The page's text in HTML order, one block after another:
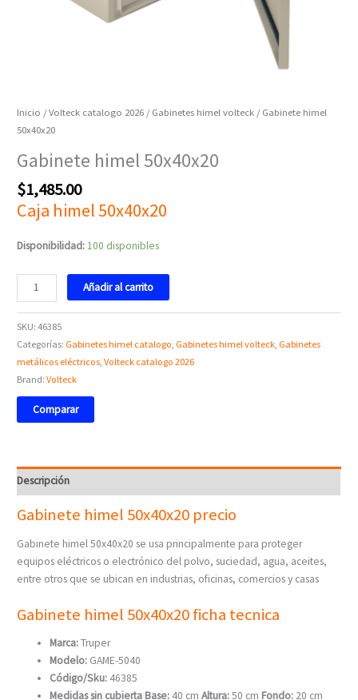
Inicio /Volteck catalogo 2026 / Gabinetes himel volteck / Gabinete himel
50x40x20
Gabinete himel 50x40x20
$1,485.00
Caja himel 50x40x20
Disponibilidad:100 disponibles
Añadir al carrito
SKU:46385
Categorías: Gabinetes himel catalogo, Gabinetes himel volteck, Gabinetes
metálicos eléctricos,Volteck catalogo 2026
Brand:Volteck
Comparar
Descripción
Gabinete himel 50x40x20 precio
Gabinete himel 50x40x20 se usa principalmente para proteger
equipos eléctricos o electrónico del polvo, suciedad, agua, aceites,
entre otros que se ubican en industrias, oficinas, comercios y casas
Gabinete himel 50x40x20ficha tecnica
Marca:Truper
Modelo: GAME-5040
Código/Sku: 46385
Medidas sin cubierta Base: 40 cmAltura:50 cm Fondo: 20 cm